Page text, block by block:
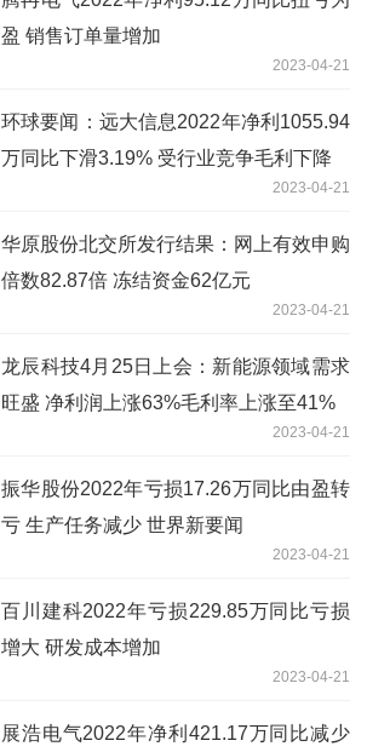
盈 销售订单量增加
2023-04-21
环球要闻：远大信息2022年净利1055.94
万同比下滑3.19% 受行业竞争毛利下降
2023-04-21
华原股份北交所发行结果：网上有效申购
倍数82.87倍 冻结资金62亿元
2023-04-21
龙辰科技4月25日上会：新能源领域需求
旺盛 净利润上涨63%毛利率上涨至41%
2023-04-21
振华股份2022年亏损17.26万同比由盈转
亏 生产任务减少 世界新要闻
2023-04-21
百川建科2022年亏损229.85万同比亏损
增大 研发成本增加
2023-04-21
展浩电气2022年净利421.17万同比减少